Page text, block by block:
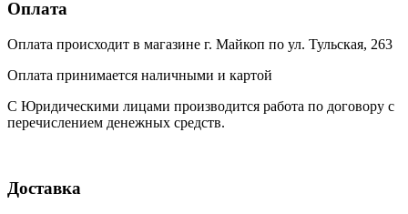
Оплата
Оплата происходит в магазине г. Майкоп по ул. Тульская, 263
Оплата принимается наличными и картой
С Юридическими лицами производится работа по договору с
перечислением денежных средств.
Доставка